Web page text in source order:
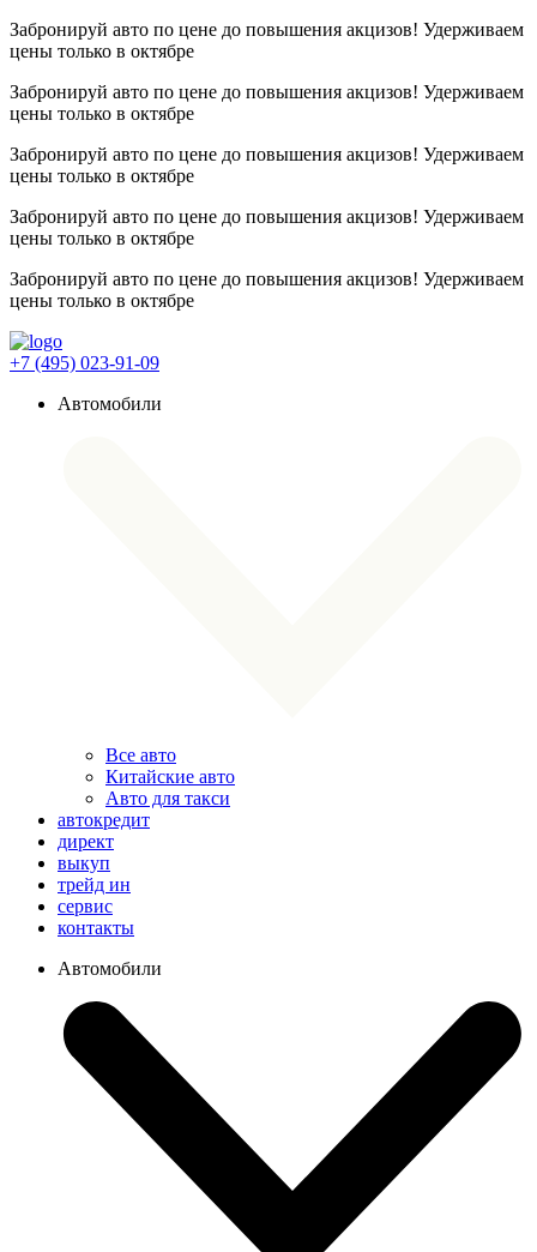
Забронируй авто по цене до повышения акцизов! Удерживаем
цены только в октябре
Забронируй авто по цене до повышения акцизов! Удерживаем
цены только в октябре
Забронируй авто по цене до повышения акцизов! Удерживаем
цены только в октябре
Забронируй авто по цене до повышения акцизов! Удерживаем
цены только в октябре
Забронируй авто по цене до повышения акцизов! Удерживаем
цены только в октябре
+7 (495) 023-91-09
Автомобили
Все авто
Китайские авто
Авто для такси
автокредит
директ
выкуп
трейд ин
сервис
контакты
Автомобили